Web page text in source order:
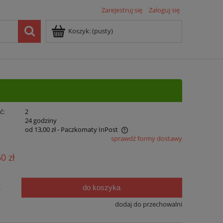
Zarejestruj się Zaloguj się
Koszyk:(pusty)
2
24 godziny
od 13,00 zł- Paczkomaty InPost
sprawdź formy dostawy
zł
do koszyka
dodaj do przechowalni